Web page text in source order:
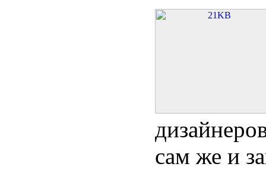
сам же и